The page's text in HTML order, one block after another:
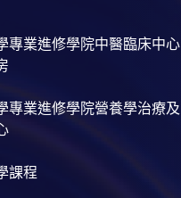
專業進修學院中醫臨床中心
專業進修學院營養學治療及
課程